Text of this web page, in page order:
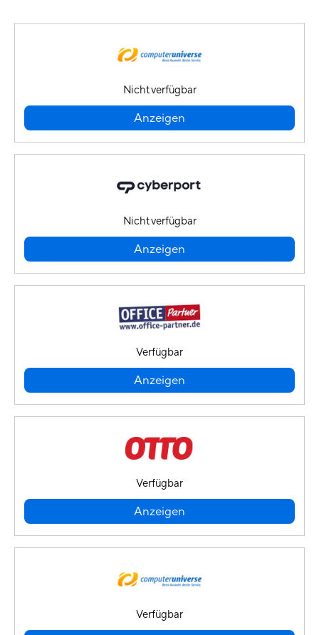
Nicht verfügbar
Anzeigen
Nicht verfügbar
Anzeigen
Verfügbar
Anzeigen
Verfügbar
Anzeigen
Verfügbar